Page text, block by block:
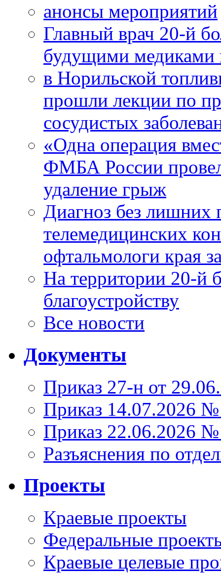
анонсы мероприятий
Главный врач 20-й
будущими медиками
в Норильской
прошли лекции по
сосудистых
«Одна операция
ФМБА России
удаление грыж
Диагноз без лишних
телемедицинских
офтальмологи края
На территории 20-й
благоустройству
Все новости
Документы
Приказ 27-н от
Приказ 14.07.2026
Приказ 22.06.2026
Разъяснения по
Проекты
Краевые проекты
Федеральные
Краевые целевые